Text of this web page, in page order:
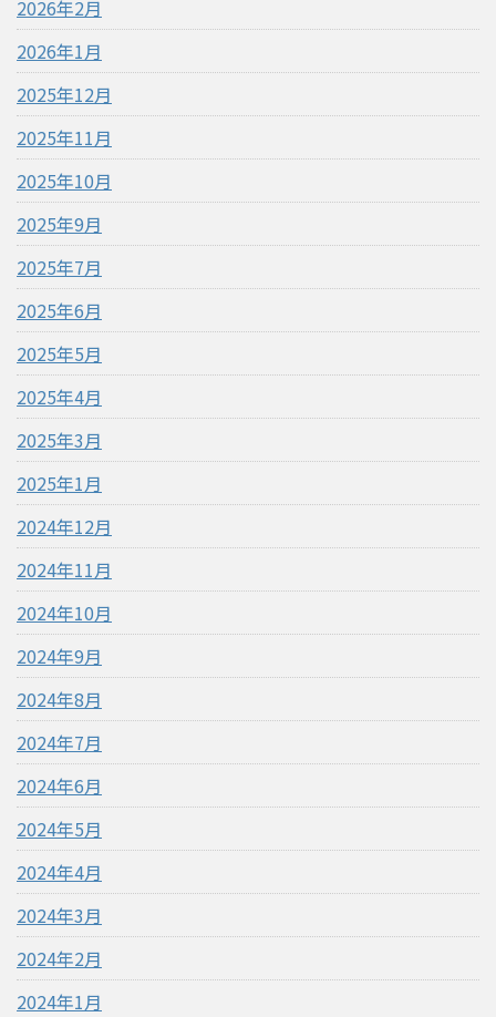
2026年2月
2026年1月
2025年12月
2025年11月
2025年10月
2025年9月
2025年7月
2025年6月
2025年5月
2025年4月
2025年3月
2025年1月
2024年12月
2024年11月
2024年10月
2024年9月
2024年8月
2024年7月
2024年6月
2024年5月
2024年4月
2024年3月
2024年2月
2024年1月